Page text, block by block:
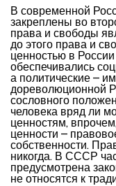
В современной
закреплены во
права и свободы
до этого права и
ценностью в
обеспечивались
а политические –
дореволюционной
сословного
человека вряд ли
ценностям,
ценности –
собственности.
никогда. В СССР
предусмотрена
не относятся к